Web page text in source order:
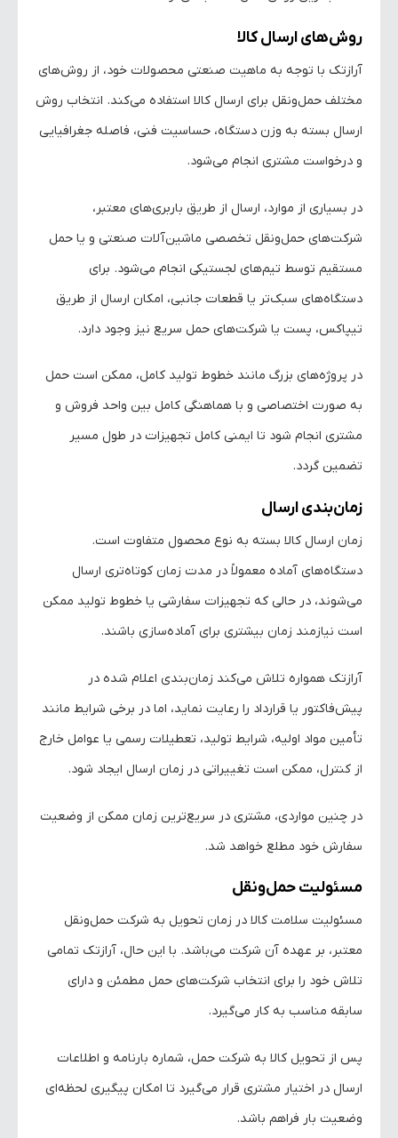
روش‌های ارسال کالا
آرازتک با توجه به ماهیت صنعتی محصولات خود، از روش‌های
مختلف حمل‌ونقل برای ارسال کالا استفاده می‌کند. انتخاب روش
ارسال بسته به وزن دستگاه، حساسیت فنی، فاصله جغرافیایی
و درخواست مشتری انجام می‌شود.
در بسیاری از موارد، ارسال از طریق باربری‌های معتبر،
شرکت‌های حمل‌ونقل تخصصی ماشین‌آلات صنعتی و یا حمل
مستقیم توسط تیم‌های لجستیکی انجام می‌شود. برای
دستگاه‌های سبک‌تر یا قطعات جانبی، امکان ارسال از طریق
تیپاکس، پست یا شرکت‌های حمل سریع نیز وجود دارد.
در پروژه‌های بزرگ مانند خطوط تولید کامل، ممکن است حمل
به صورت اختصاصی و با هماهنگی کامل بین واحد فروش و
مشتری انجام شود تا ایمنی کامل تجهیزات در طول مسیر
تضمین گردد.
زمان‌بندی ارسال
زمان ارسال کالا بسته به نوع محصول متفاوت است.
دستگاه‌های آماده معمولاً در مدت زمان کوتاه‌تری ارسال
می‌شوند، در حالی که تجهیزات سفارشی یا خطوط تولید ممکن
است نیازمند زمان بیشتری برای آماده‌سازی باشند.
آرازتک همواره تلاش می‌کند زمان‌بندی اعلام شده در
پیش‌فاکتور یا قرارداد را رعایت نماید، اما در برخی شرایط مانند
تأمین مواد اولیه، شرایط تولید، تعطیلات رسمی یا عوامل خارج
از کنترل، ممکن است تغییراتی در زمان ارسال ایجاد شود.
در چنین مواردی، مشتری در سریع‌ترین زمان ممکن از وضعیت
سفارش خود مطلع خواهد شد.
مسئولیت حمل‌ونقل
مسئولیت سلامت کالا در زمان تحویل به شرکت حمل‌ونقل
معتبر، بر عهده آن شرکت می‌باشد. با این حال، آرازتک تمامی
تلاش خود را برای انتخاب شرکت‌های حمل مطمئن و دارای
سابقه مناسب به کار می‌گیرد.
پس از تحویل کالا به شرکت حمل، شماره بارنامه و اطلاعات
ارسال در اختیار مشتری قرار می‌گیرد تا امکان پیگیری لحظه‌ای
وضعیت بار فراهم باشد.